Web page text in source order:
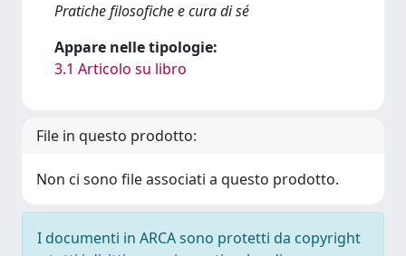
Pratiche filosofiche e cura di sé
Appare nelle tipologie:
3.1 Articolo su libro
File in questo prodotto:
Non ci sono file associati a questo prodotto.
I documenti in ARCA sono protetti da copyright